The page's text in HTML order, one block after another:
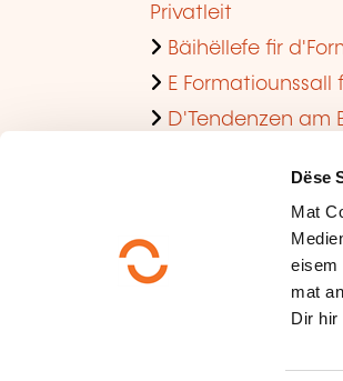
Dëse
Mat
eisem
mat
Dir hir
Privatleit
Bäihëllefe fir
E Formatiounssall
D'Tendenzen am